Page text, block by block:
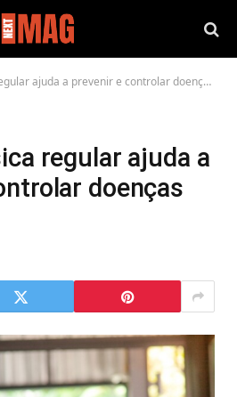
ajuda a prevenir e controlar doenças vasculares
regular ajuda a
doenças